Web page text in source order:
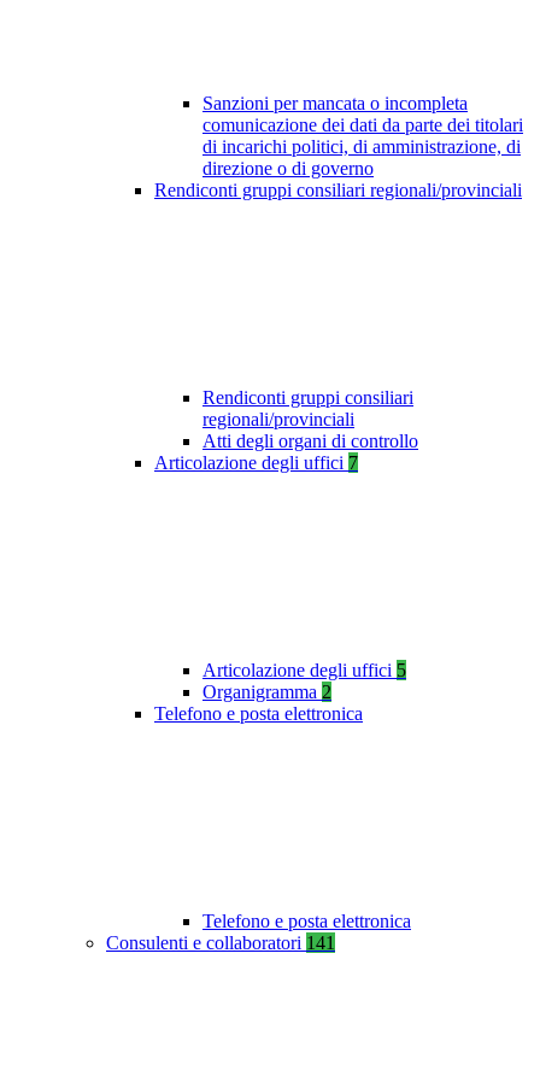
Sanzioni per mancata o incompleta
comunicazione dei dati da parte dei titolari
di incarichi politici, di amministrazione, di
direzione o di governo
Rendiconti gruppi consiliari regionali/provinciali
Rendiconti gruppi consiliari
regionali/provinciali
Atti degli organi di controllo
Articolazione degli uffici 7
Articolazione degli uffici 5
Organigramma 2
Telefono e posta elettronica
Telefono e posta elettronica
Consulenti e collaboratori 141